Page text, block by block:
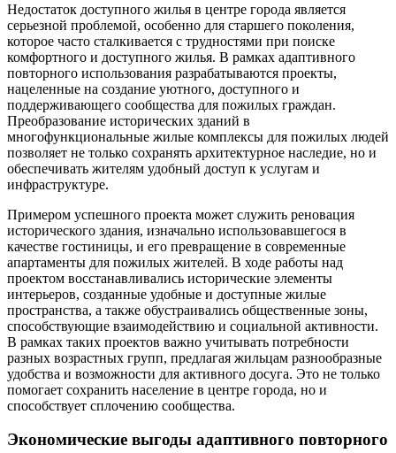
Недостаток доступного жилья в центре города является
серьезной проблемой, особенно для старшего поколения,
которое часто сталкивается с трудностями при поиске
комфортного и доступного жилья. В рамках адаптивного
повторного использования разрабатываются проекты,
нацеленные на создание уютного, доступного и
поддерживающего сообщества для пожилых граждан.
Преобразование исторических зданий в
многофункциональные жилые комплексы для пожилых людей
позволяет не только сохранять архитектурное наследие, но и
обеспечивать жителям удобный доступ к услугам и
инфраструктуре.
Примером успешного проекта может служить реновация
исторического здания, изначально использовавшегося в
качестве гостиницы, и его превращение в современные
апартаменты для пожилых жителей. В ходе работы над
проектом восстанавливались исторические элементы
интерьеров, созданные удобные и доступные жилые
пространства, а также обустраивались общественные зоны,
способствующие взаимодействию и социальной активности.
В рамках таких проектов важно учитывать потребности
разных возрастных групп, предлагая жильцам разнообразные
удобства и возможности для активного досуга. Это не только
помогает сохранить население в центре города, но и
способствует сплочению сообщества.
Экономические выгоды адаптивного повторного